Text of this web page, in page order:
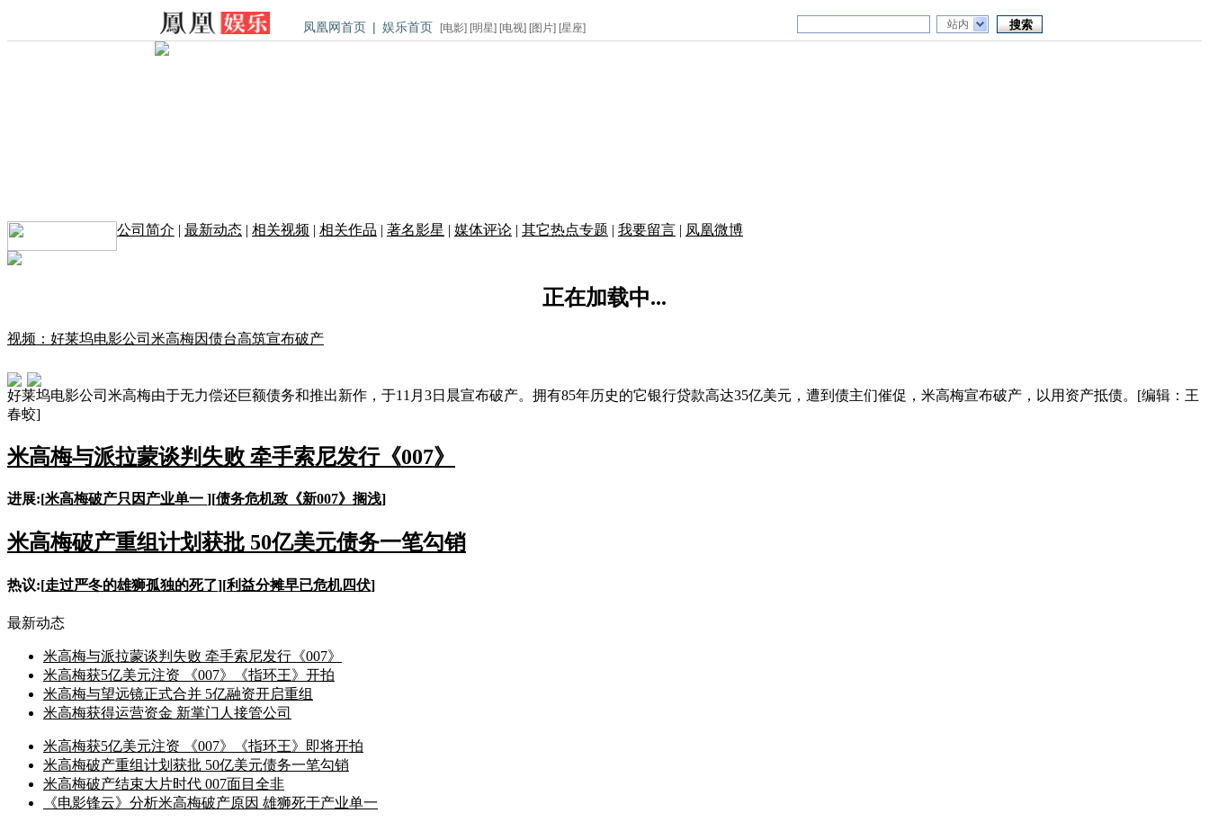
凤凰网首页 | 娱乐首页 [电影] [明星] [电视] [图片] [星座] 站内
公司简介 | 最新动态 | 相关视频 | 相关作品 | 著名影星 | 媒体评论 | 其它热点专题 | 我要留言 | 凤凰微博
正在加载中...
视频：好莱坞电影公司米高梅因债台高筑宣布破产
好莱坞电影公司米高梅由于无力偿还巨额债务和推出新作，于11月3日晨宣布破产。拥有85年历史的它银行贷款高达35亿美元，遭到债主们催促，米高梅宣布破产，以用资产抵债。[编辑：王
春蛟]
米高梅与派拉蒙谈判失败 牵手索尼发行《007》
进展:[米高梅破产只因产业单一 ][债务危机致《新007》搁浅]
米高梅破产重组计划获批 50亿美元债务一笔勾销
热议:[走过严冬的雄狮孤独的死了][利益分摊早已危机四伏]
最新动态
米高梅与派拉蒙谈判失败 牵手索尼发行《007》
米高梅获5亿美元注资 《007》《指环王》开拍
米高梅与望远镜正式合并 5亿融资开启重组
米高梅获得运营资金 新掌门人接管公司
米高梅获5亿美元注资 《007》《指环王》即将开拍
米高梅破产重组计划获批 50亿美元债务一笔勾销
米高梅破产结束大片时代 007面目全非
《电影锋云》分析米高梅破产原因 雄狮死于产业单一